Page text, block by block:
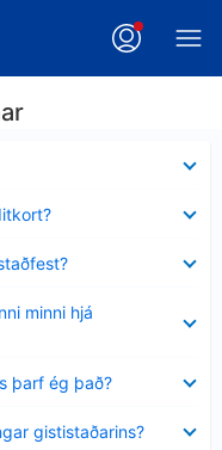
minni hjá
þarf ég það?
gististaðarins?